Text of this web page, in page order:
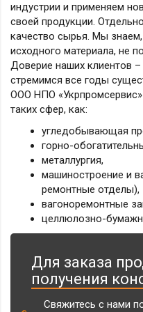
индустрии и применяем
своей продукции.
качество сырья. Мы
исходного материала, не
Доверие наших клиентов
стремимся все годы
ООО НПО
таких сфер, как:
угледобывающая
горно-
металлургия,
машиностроение и
ремонтные отделы),
вагоноремонтные
целлюлозно-
Для заказа
получения
Свяжитесь с нами